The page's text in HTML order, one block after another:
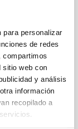
para personalizar
de redes
compartimos
sitio web con
y análisis
información
recopilado a
physical
gas in
that